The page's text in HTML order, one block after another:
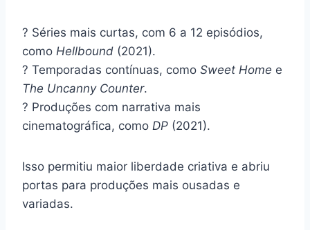
? Séries mais curtas, com 6 a 12 episódios,
como Hellbound (2021).
? Temporadas contínuas, como Sweet Home e
The Uncanny Counter.
? Produções com narrativa mais
cinematográfica, como DP (2021).
Isso permitiu maior liberdade criativa e abriu
portas para produções mais ousadas e
variadas.